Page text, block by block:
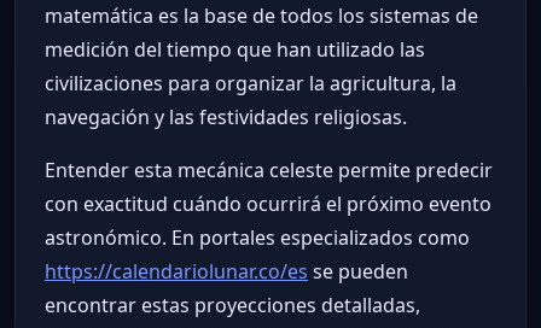
matemática es la base de todos los sistemas de
medición del tiempo que han utilizado las
civilizaciones para organizar la agricultura, la
navegación y las festividades religiosas.
Entender esta mecánica celeste permite predecir
con exactitud cuándo ocurrirá el próximo evento
astronómico. En portales especializados como
https://calendariolunar.co/es se pueden
encontrar estas proyecciones detalladas,